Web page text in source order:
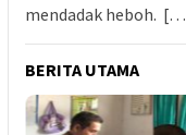
mendadak heboh.
BERITA UTAMA